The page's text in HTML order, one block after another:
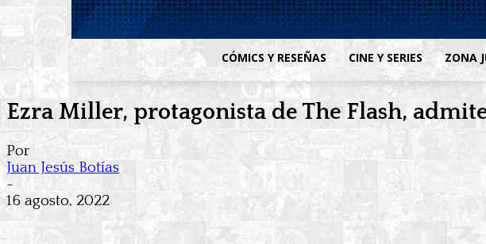
CÓMICS Y RESEÑAS CINE Y SERIES ZONA
Ezra Miller, protagonista de The Flash,
Por
Juan Jesús Botías
-
16 agosto, 2022